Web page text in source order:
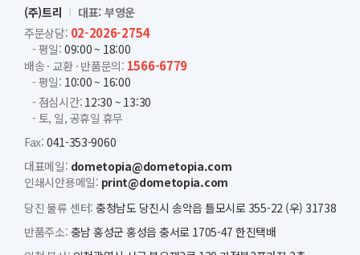
(주)트리
대표: 부영운
주문상담: 02-2026-2754
- 평일: 09:00 ~ 18:00
배송 · 교환 · 반품문의: 1566-6779
- 평일: 10:00 ~ 16:00
- 점심시간: 12:30 ~ 13:30
- 토, 일, 공휴일 휴무
Fax: 041-353-9060
대표메일: dometopia@dometopia.com
인쇄시안용메일: print@dometopia.com
당진 물류 센터: 충청남도 당진시 송악읍 틀모시로 355-22 (우) 31738
반품주소: 충남 홍성군 홍성읍 충서로 1705-47 한진택배